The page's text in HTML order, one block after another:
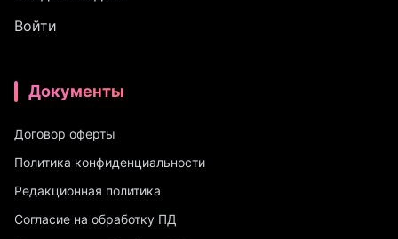
Войти
Документы
Договор оферты
Политика конфиденциальности
Редакционная политика
Согласие на обработку ПД